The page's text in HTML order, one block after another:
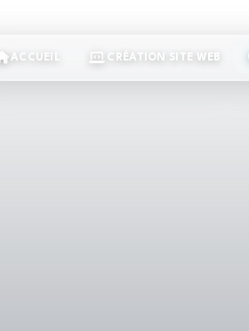
ACCUEIL CRÉATION SITE WEB